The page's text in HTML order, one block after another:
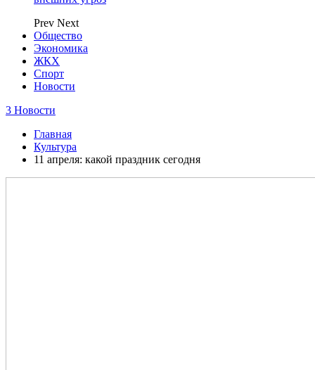
Prev Next
Общество
Экономика
ЖКХ
Спорт
Новости
3 Новости
Главная
Культура
11 апреля: какой праздник сегодня